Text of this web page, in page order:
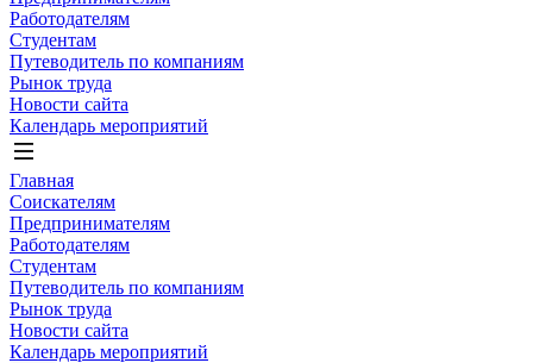
Работодателям
Студентам
Путеводитель по компаниям
Рынок труда
Новости сайта
Календарь мероприятий
Главная
Соискателям
Предпринимателям
Работодателям
Студентам
Путеводитель по компаниям
Рынок труда
Новости сайта
Календарь мероприятий